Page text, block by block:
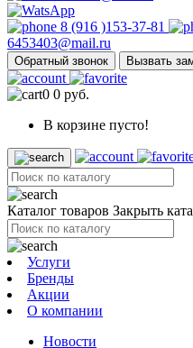
8 (916 )153-37-81
6453403@mail.ru
Обратный звонок Вызвать
0 0 руб.
В корзине пусто!
Каталог товаров Закрыть
Услуги
Бренды
Акции
О компании
Новости